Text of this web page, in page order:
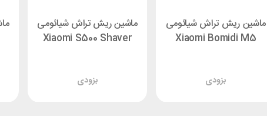
ماشین ریش تراش شیائومی
Xiaomi Bomidi M5
بزودی
ماشین ریش تراش شیائومی
Xiaomi S500 Shaver
بزودی